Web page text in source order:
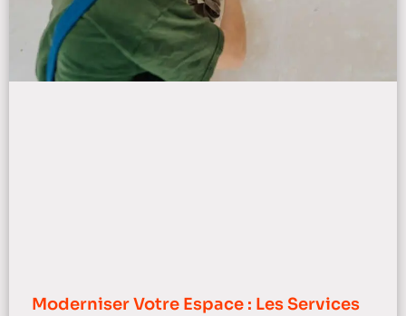
Moderniser Votre Espace : Les Services